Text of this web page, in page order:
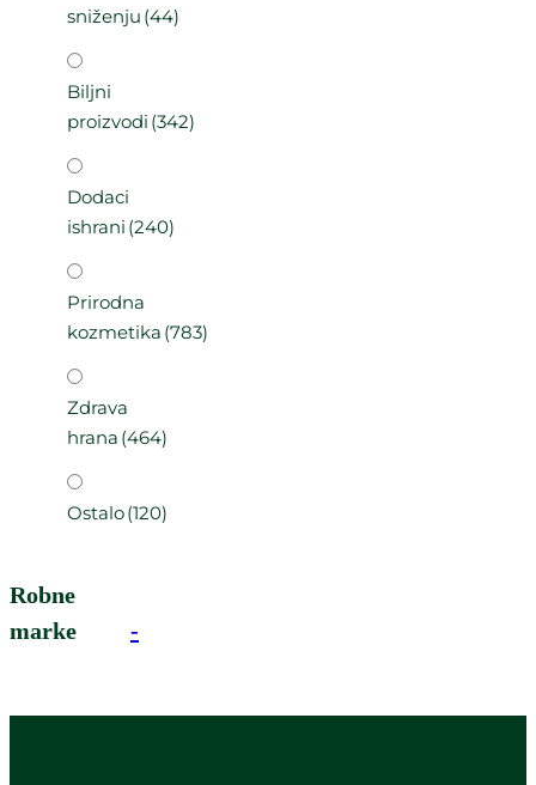
sniženju (44)
Biljni
proizvodi (342)
Dodaci
ishrani (240)
Prirodna
kozmetika (783)
Zdrava
hrana (464)
Ostalo(120)
Robne
marke
-